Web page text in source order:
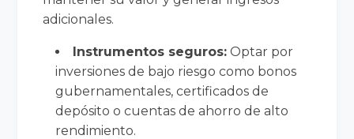
adicionales.
Instrumentos seguros: Optar por
inversiones de bajo riesgo como bonos
gubernamentales, certificados de
depósito o cuentas de ahorro de alto
rendimiento.